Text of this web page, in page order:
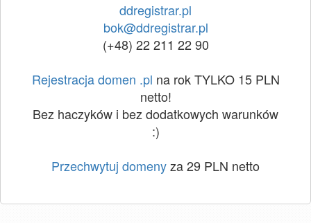
ddregistrar.pl
bok@ddregistrar.pl
(+48) 22 211 22 90
Rejestracja domen .pl na rok TYLKO 15 PLN
netto!
Bez haczyków i bez dodatkowych warunków
:)
Przechwytuj domenyza 29 PLN netto